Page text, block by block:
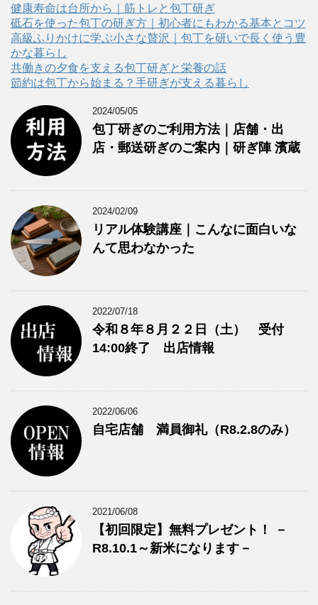
ゴ
リ
ー
健康寿命は台所から｜筋トレと包丁研ぎ
砥石を使った包丁の研ぎ方｜初心者にもわかる基本とコツ
高級ふりかけに学ぶ小さな贅沢｜包丁を研いで長く使う豊
かな暮らし
共働きの夕食を支える包丁研ぎと栄養の話
節約は包丁から始まる？手研ぎが支える暮らし
2024/05/05
包丁研ぎのご利用方法｜店舗・出
店・郵送研ぎのご案内｜研ぎ陣 濱蔵
2024/02/09
リアル体験講座｜こんなに面白いな
んて思わなかった
2022/07/18
令和８年８月２２日（土） 受付
14:00終了 出店情報
2022/06/06
自宅店舗 満員御礼（R8.2.8のみ）
2021/06/08
【初回限定】無料プレゼント！ －
R8.10.1～新米になります－